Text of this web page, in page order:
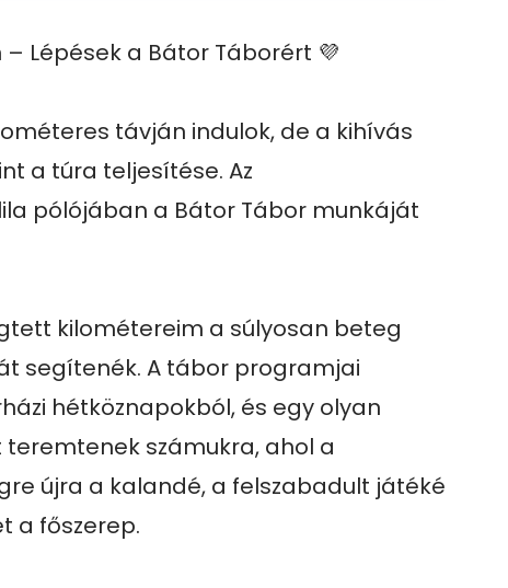
Lépések a Bátor Táborért 💜
távján indulok, de a kihívás
a túra teljesítése. Az
pólójában a Bátor Tábor munkáját
kilométereim a súlyosan beteg
segítenék. A tábor programjai
hétköznapokból, és egy olyan
számukra, ahol a
újra a kalandé, a felszabadult játéké
a főszerep.